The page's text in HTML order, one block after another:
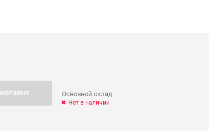
Основной склад
Нет в наличии